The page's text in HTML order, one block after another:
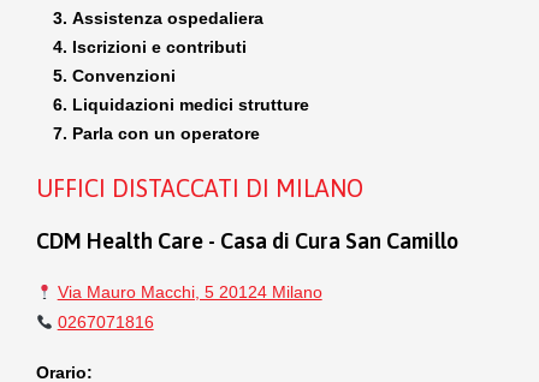
Assistenza ospedaliera
Iscrizioni e contributi
Convenzioni
Liquidazioni medici strutture
Parla con un operatore
UFFICI DISTACCATI DI MILANO
CDM Health Care - Casa di Cura San Camillo
Via Mauro Macchi, 5 20124 Milano
0267071816
Orario: